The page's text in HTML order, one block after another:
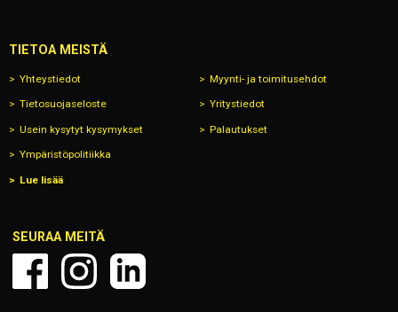
TIETOA MEISTÄ
Yhteystiedot Myynti- ja toimitusehdot
Tietosuojaseloste Yritystiedot
Usein kysytyt kysymykset Palautukset
Ympäristöpolitiikka
Lue lisää
SEURAA MEITÄ